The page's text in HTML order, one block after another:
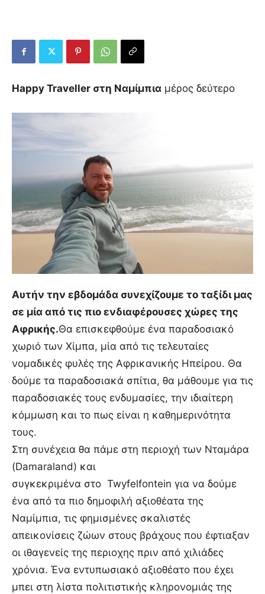
Happy Traveller στη Ναμίμπια μέρος δεύτερο
Αυτήν την εβδομάδα συνεχίζουμε το ταξίδι μας
σε μία από τις πιο ενδιαφέρουσες χώρες της
Αφρικής.Θα επισκεφθούμε ένα παραδοσιακό
χωριό των Χίμπα, μία από τις τελευταίες
νομαδικές φυλές της Αφρικανικής Ηπείρου. Θα
δούμε τα παραδοσιακά σπίτια, θα μάθουμε για τις
παραδοσιακές τους ενδυμασίες, την ιδιαίτερη
κόμμωση και το πως είναι η καθημερινότητα
τους.
Στη συνέχεια θα πάμε στη περιοχή των Νταμάρα
(Damaraland) και
συγκεκριμένα στο Twyfelfontein για να δούμε
ένα από τα πιο δημοφιλή αξιοθέατα της
Ναμίμπια, τις φημισμένες σκαλιστές
απεικονίσεις ζώων στους βράχους που έφτιαξαν
οι ιθαγενείς της περιοχης πριν από χιλιάδες
χρόνια. Ένα εντυπωσιακό αξιοθέατο που έχει
μπει στη λίστα πολιτιστικής κληρονομιάς της